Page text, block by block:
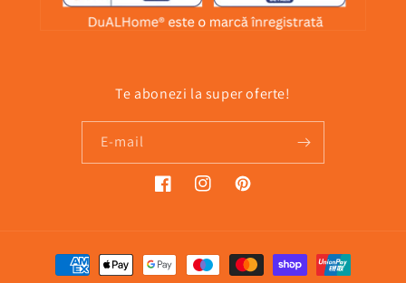
Te abonezi la super oferte!
E-mail
FacebookInstagramPinterest
Metode